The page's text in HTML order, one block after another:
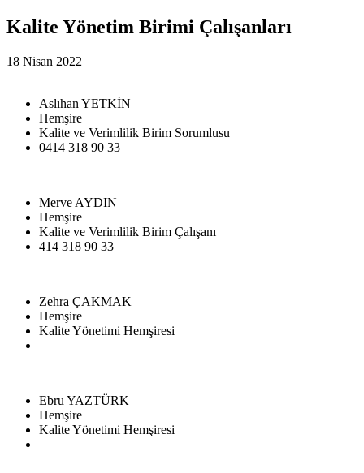
Kalite Yönetim Birimi Çalışanları
18 Nisan 2022
Aslıhan YETKİN
Hemşire
Kalite ve Verimlilik Birim Sorumlusu
0414 318 90 33
Merve AYDIN
Hemşire
Kalite ve Verimlilik Birim Çalışanı
414 318 90 33
Zehra ÇAKMAK
Hemşire
Kalite Yönetimi Hemşiresi
Ebru YAZTÜRK
Hemşire
Kalite Yönetimi Hemşiresi